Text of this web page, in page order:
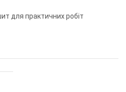
для практичних робіт